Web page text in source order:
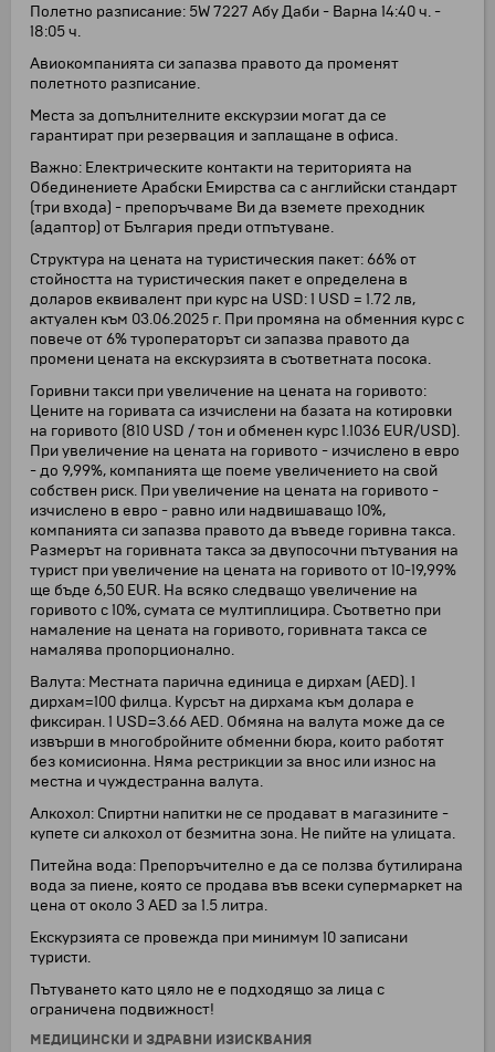
Полетно разписание: 5W 7227 Абу Даби - Варна 14:40 ч. -
18:05 ч.
Авиокомпанията си запазва правото да променят
полетното разписание.
Места за допълнителните екскурзии могат да се
гарантират при резервация и заплащане в офиса.
Важно: Електрическите контакти на територията на
Обединениете Арабски Емирства са с английски стандарт
(три входа) - препоръчваме Ви да вземете преходник
(адаптор) от България преди отпътуване.
Структура на цената на туристическия пакет: 66% от
стойността на туристическия пакет е определена в
доларов еквивалент при курс на USD: 1 USD = 1.72 лв,
актуален към 03.06.2025 г. При промяна на обменния курс с
повече от 6% туроператорът си запазва правото да
промени цената на екскурзията в съответната посока.
Горивни такси при увеличение на цената на горивото:
Цените на горивата са изчислени на базата на котировки
на горивото (810 USD / тон и обменен курс 1.1036 EUR/USD).
При увеличение на цената на горивото - изчислено в евро
- до 9,99%, компанията ще поеме увеличението на свой
собствен риск. При увеличение на цената на горивото -
изчислено в евро - равно или надвишаващо 10%,
компанията си запазва правото да въведе горивна такса.
Размерът на горивната такса за двупосочни пътувания на
турист при увеличение на цената на горивото от 10-19,99%
ще бъде 6,50 EUR. На всяко следващо увеличение на
горивото с 10%, сумата се мултиплицира. Съответно при
намаление на цената на горивото, горивната такса се
намалява пропорционално.
Валута: Местната парична единица е дирхам (AED). 1
дирхам=100 филца. Курсът на дирхама към долара е
фиксиран. 1 USD=3.66 AED. Обмяна на валута може да се
извърши в многобройните обменни бюра, които работят
без комисионна. Няма рестрикции за внос или износ на
местна и чуждестранна валута.
Алкохол: Спиртни напитки не се продават в магазините -
купете си алкохол от безмитна зона. Не пийте на улицата.
Питейна вода: Препоръчително е да се ползва бутилирана
вода за пиене, която се продава във всеки супермаркет на
цена от около 3 AED за 1.5 литра.
Екскурзията се провежда при минимум 10 записани
туристи.
Пътуването като цяло не е подходящо за лица с
ограничена подвижност!
МЕДИЦИНСКИ И ЗДРАВНИ ИЗИСКВАНИЯ